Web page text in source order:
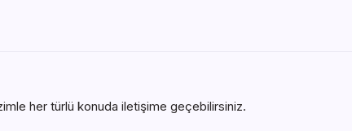
her türlü konuda iletişime geçebilirsiniz.